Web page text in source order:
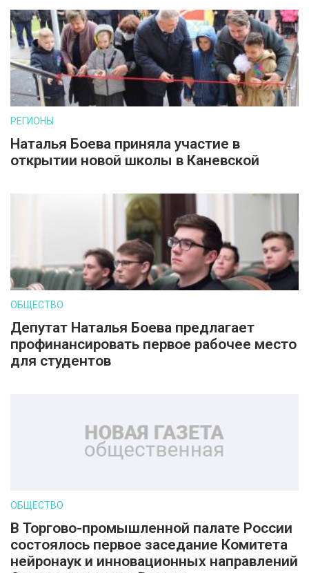
РЕГИОНЫ
Наталья Боева приняла участие в
открытии новой школы в Каневской
ОБЩЕСТВО
Депутат Наталья Боева предлагает
профинансировать первое рабочее место
для студентов
ОБЩЕСТВО
В Торгово-промышленной палате России
состоялось первое заседание Комитета
нейронаук и инновационных направлений